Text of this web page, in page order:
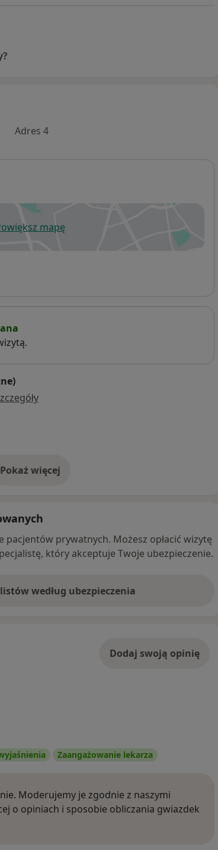
Adres 4
mapę
otwiera się w nowej karcie
Pokaż więcej
o adresie
pacjentów prywatnych. Możesz opłacić wizytę
który akceptuje Twoje ubezpieczenie.
według ubezpieczenia
Dodaj swoją opinię
Zaangażowanie lekarza
Moderujemy je zgodnie z naszymi
o opiniach i sposobie obliczania gwiazdek